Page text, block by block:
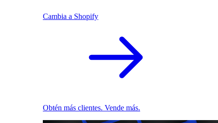
Cambia a Shopify
Obtén más clientes. Vende más.